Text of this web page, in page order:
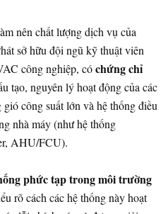
nên chất lượng dịch vụ của
sở hữu đội ngũ kỹ thuật viên
công nghiệp, cóchứng chỉ
tạo, nguyên lý hoạt động của các
công suất lớn và hệ thống điều
nhà máy (như hệ thống
AHU/FCU).
phức tạp trong môi trường
rõ cách các hệ thống này hoạt